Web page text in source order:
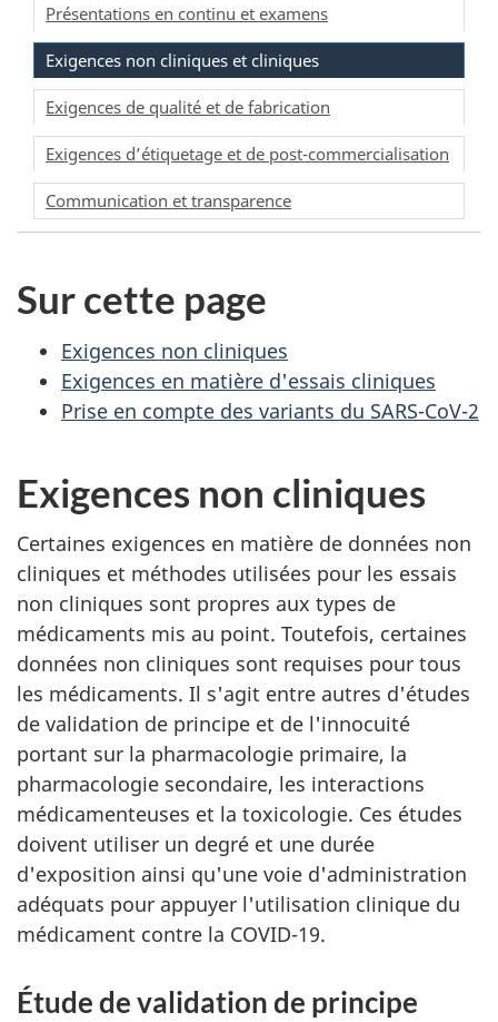
Présentations en continu et examens
Exigences non cliniques et cliniques
Exigences de qualité et de fabrication
Exigences d’étiquetage et de post-commercialisation
Communication et transparence
Sur cette page
Exigences non cliniques
Exigences en matière d'essais cliniques
Prise en compte des variants du SARS-CoV-2
Exigences non cliniques
Certaines exigences en matière de données non
cliniques et méthodes utilisées pour les essais
non cliniques sont propres aux types de
médicaments mis au point. Toutefois, certaines
données non cliniques sont requises pour tous
les médicaments. Il s'agit entre autres d'études
de validation de principe et de l'innocuité
portant sur la pharmacologie primaire, la
pharmacologie secondaire, les interactions
médicamenteuses et la toxicologie. Ces études
doivent utiliser un degré et une durée
d'exposition ainsi qu'une voie d'administration
adéquats pour appuyer l'utilisation clinique du
médicament contre la COVID-19.
Étude de validation de principe